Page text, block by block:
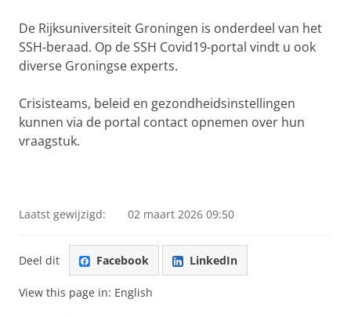
De Rijksuniversiteit Groningen is onderdeel van het
SSH-beraad. Op de SSH Covid19-portal vindt u ook
diverse Groningse experts.
Crisisteams, beleid en gezondheidsinstellingen
kunnen via de portal contact opnemen over hun
vraagstuk.
Laatst gewijzigd: 02 maart 2026 09:50
Deel dit Facebook LinkedIn
View this page in: English